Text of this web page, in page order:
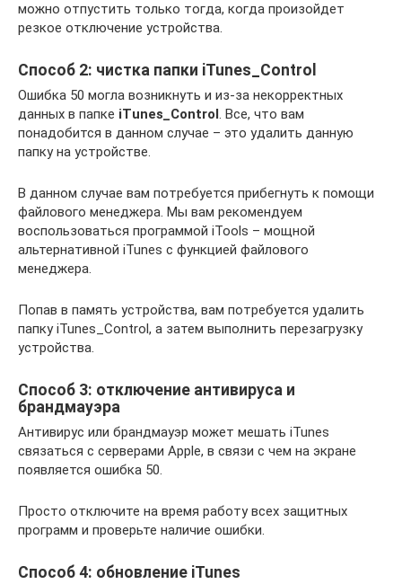
можно отпустить только тогда, когда произойдет
резкое отключение устройства.
Способ 2: чистка папки iTunes_Control
Ошибка 50 могла возникнуть и из-за некорректных
данных в папке iTunes_Control . Все, что вам
понадобится в данном случае – это удалить данную
папку на устройстве.
В данном случае вам потребуется прибегнуть к помощи
файлового менеджера. Мы вам рекомендуем
воспользоваться программой iTools – мощной
альтернативной iTunes с функцией файлового
менеджера.
Попав в память устройства, вам потребуется удалить
папку iTunes_Control, а затем выполнить перезагрузку
устройства.
Способ 3: отключение антивируса и
брандмауэра
Антивирус или брандмауэр может мешать iTunes
связаться с серверами Apple, в связи с чем на экране
появляется ошибка 50.
Просто отключите на время работу всех защитных
программ и проверьте наличие ошибки.
Способ 4: обновление iTunes